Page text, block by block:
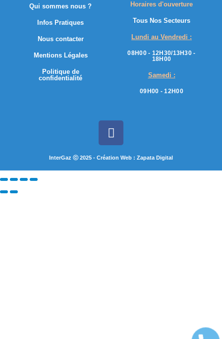
Qui sommes nous ?
Infos Pratiques
Nous contacter
Mentions Légales
Politique de
confidentialité
Horaires d'ouverture
Tous Nos Secteurs
Lundi au Vendredi :
08H00 - 12H30/13H30 -
18H00
Samedi :
09H00 - 12H00
InterGaz ⓒ 2025 - Création Web : Zapata Digital